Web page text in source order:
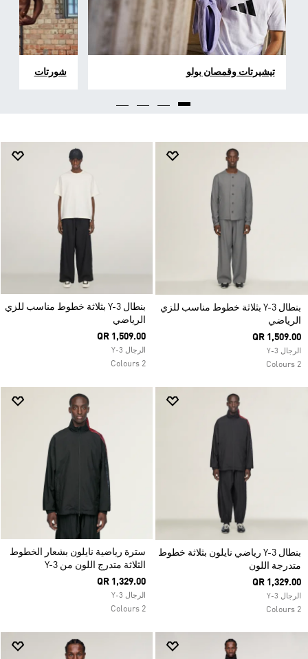
تيشيرتات وقمصان بولو شورتات
بنطال Y-3 بثلاثة خطوط مناسب للزي
الرياضي
QR 1,509.00
الرجال Y-3
2 Colours
بنطال Y-3 بثلاثة خطوط مناسب للزي
الرياضي
QR 1,509.00
الرجال Y-3
2 Colours
بنطال Y-3 رياضي نايلون بثلاثة خطوط
متدرجة اللون
QR 1,329.00
الرجال Y-3
2 Colours
سترة رياضية نايلون بشعار الخطوط
الثلاثة متدرج اللون من Y-3
QR 1,329.00
الرجال Y-3
2 Colours